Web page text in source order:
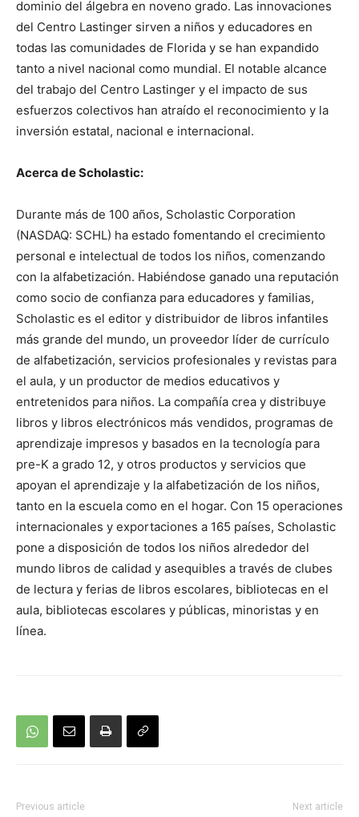
dominio del álgebra en noveno grado. Las innovaciones
del Centro Lastinger sirven a niños y educadores en
todas las comunidades de Florida y se han expandido
tanto a nivel nacional como mundial. El notable alcance
del trabajo del Centro Lastinger y el impacto de sus
esfuerzos colectivos han atraído el reconocimiento y la
inversión estatal, nacional e internacional.
Acerca de Scholastic:
Durante más de 100 años, Scholastic Corporation
(NASDAQ: SCHL) ha estado fomentando el crecimiento
personal e intelectual de todos los niños, comenzando
con la alfabetización. Habiéndose ganado una reputación
como socio de confianza para educadores y familias,
Scholastic es el editor y distribuidor de libros infantiles
más grande del mundo, un proveedor líder de currículo
de alfabetización, servicios profesionales y revistas para
el aula, y un productor de medios educativos y
entretenidos para niños. La compañía crea y distribuye
libros y libros electrónicos más vendidos, programas de
aprendizaje impresos y basados en la tecnología para
pre-K a grado 12, y otros productos y servicios que
apoyan el aprendizaje y la alfabetización de los niños,
tanto en la escuela como en el hogar. Con 15 operaciones
internacionales y exportaciones a 165 países, Scholastic
pone a disposición de todos los niños alrededor del
mundo libros de calidad y asequibles a través de clubes
de lectura y ferias de libros escolares, bibliotecas en el
aula, bibliotecas escolares y públicas, minoristas y en
línea.
Previous article Next article